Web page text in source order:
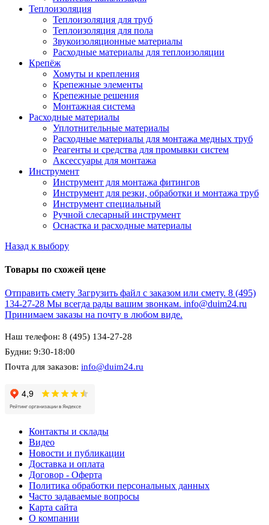
Теплоизоляция
Теплоизоляция для труб
Теплоизоляция для пола
Звукоизоляционные материалы
Расходные материалы для теплоизоляции
Крепёж
Хомуты и крепления
Крепежные элементы
Крепежные решения
Монтажная система
Расходные материалы
Уплотнительные материалы
Расходные материалы для монтажа медных труб
Реагенты и средства для промывки систем
Аксессуары для монтажа
Инструмент
Инструмент для монтажа фитингов
Инструмент для резки, обработки и монтажа труб
Инструмент специальный
Ручной слесарный инструмент
Оснастка и расходные материалы
Назад к выбору
Товары по схожей цене
Отправить смету Загрузить файл с заказом или смету. 8 (495)
134-27-28 Мы всегда рады вашим звонкам. info@duim24.ru
Принимаем заказы на почту в любом виде.
Наш телефон: 8 (495) 134-27-28
Будни: 9:30-18:00
Почта для заказов: info@duim24.ru
Контакты и склады
Видео
Новости и публикации
Доставка и оплата
Договор - Оферта
Политика обработки персональных данных
Часто задаваемые вопросы
Карта сайта
О компании